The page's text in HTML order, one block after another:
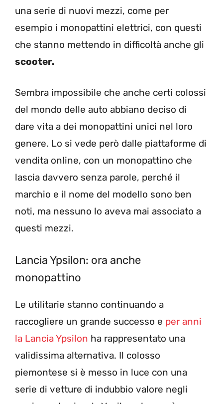
una serie di nuovi mezzi, come per
esempio i monopattini elettrici, con questi
che stanno mettendo in difficoltà anche gli
scooter.
Sembra impossibile che anche certi colossi
del mondo delle auto abbiano deciso di
dare vita a dei monopattini unici nel loro
genere. Lo si vede però dalle piattaforme di
vendita online, con un monopattino che
lascia davvero senza parole, perché il
marchio e il nome del modello sono ben
noti, ma nessuno lo aveva mai associato a
questi mezzi.
Lancia Ypsilon: ora anche
monopattino
Le utilitarie stanno continuando a
raccogliere un grande successo e per anni
la Lancia Ypsilon ha rappresentato una
validissima alternativa. Il colosso
piemontese si è messo in luce con una
serie di vetture di indubbio valore negli